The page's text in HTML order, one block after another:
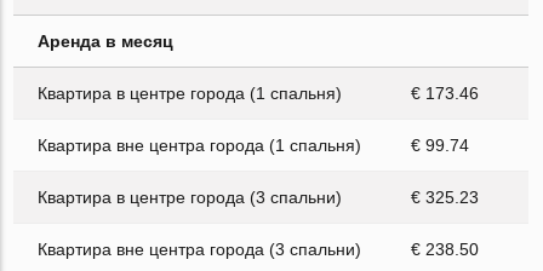
Аренда в месяц
Квартира в центре города (1 спальня) € 173.46
Квартира вне центра города (1 спальня) € 99.74
Квартира в центре города (3 спальни) € 325.23
Квартира вне центра города (3 спальни) € 238.50